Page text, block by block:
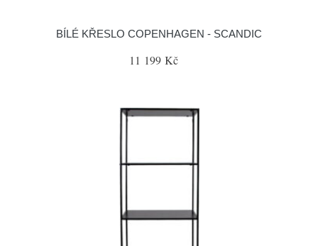
BÍLÉ KŘESLO COPENHAGEN - SCANDIC
11 199 Kč